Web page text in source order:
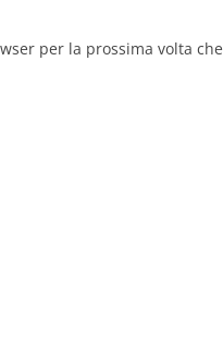
per la prossima volta che